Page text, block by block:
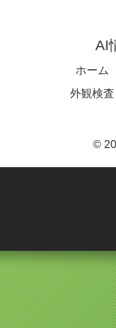
AI
ホーム
外観検査
©